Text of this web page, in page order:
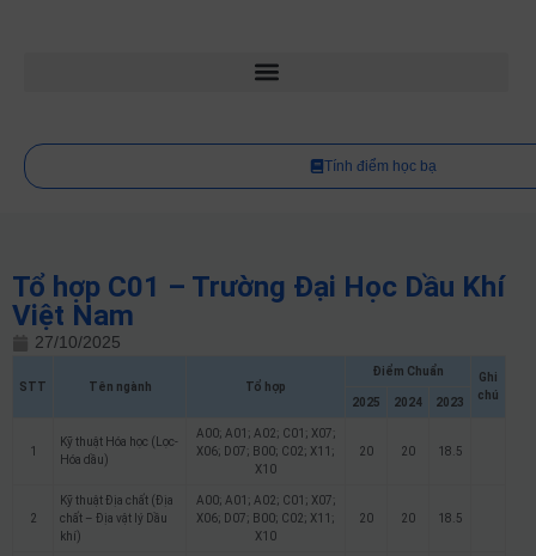
Tính điểm học bạ
Tổ hợp C01 – Trường Đại Học Dầu Khí
Việt Nam
27/10/2025
STT Tên ngành Tổ hợp
Điểm Chuẩn
Ghi
chú
2025 2024 2023
1
Kỹ thuật Hóa học (Lọc-
Hóa dầu)
A00; A01; A02; C01; X07;
X06; D07; B00; C02; X11;
X10
20 20 18.5
2
Kỹ thuật Địa chất (Địa
chất – Địa vật lý Dầu
khí)
A00; A01; A02; C01; X07;
X06; D07; B00; C02; X11;
X10
20 20 18.5